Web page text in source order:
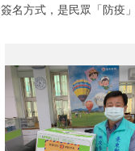
簽名方式，是民眾「防疫